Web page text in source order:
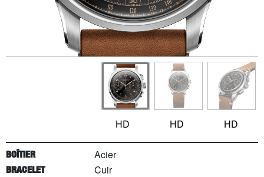
HD HD HD
BOÎTIER Acier
BRACELET Cuir